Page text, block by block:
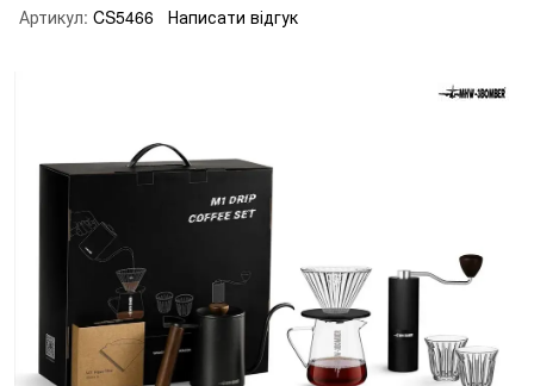
Артикул: CS5466 Написати відгук